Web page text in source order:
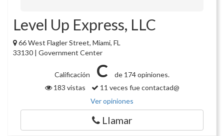
Level Up Express, LLC
66 West Flagler Street, Miami, FL
33130 | Government Center
Calificación C
de 174 opiniones.
183 vistas
11 veces fue contactad@
Ver opiniones
Llamar